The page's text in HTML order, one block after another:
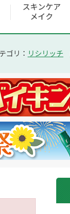
スキンケア
メイク
ゴリ： リシリッチ